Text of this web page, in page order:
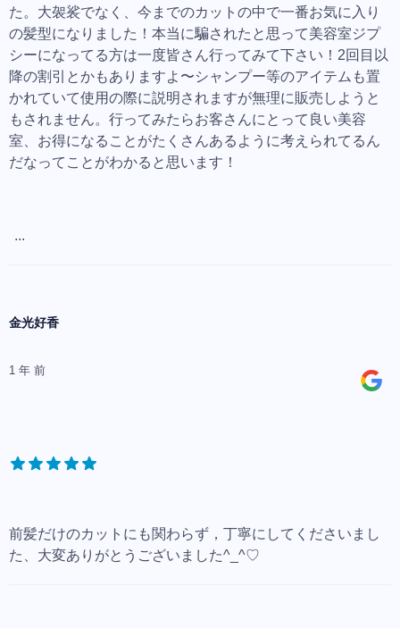
た。大袈裟でなく、今までのカットの中で一番お気に入り
の髪型になりました！本当に騙されたと思って美容室ジプ
シーになってる方は一度皆さん行ってみて下さい！2回目以
降の割引とかもありますよ〜シャンプー等のアイテムも置
かれていて使用の際に説明されますが無理に販売しようと
もされません。行ってみたらお客さんにとって良い美容
室、お得になることがたくさんあるように考えられてるん
だなってことがわかると思います！
...
金光好香
1 年 前
前髪だけのカットにも関わらず，丁寧にしてくださいまし
た、大変ありがとうございました^_^♡